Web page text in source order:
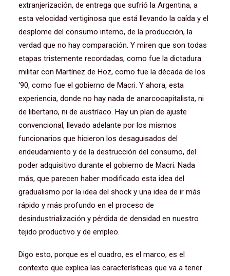
extranjerización, de entrega que sufrió la Argentina, a
esta velocidad vertiginosa que está llevando la caída y el
desplome del consumo interno, de la producción, la
verdad que no hay comparación. Y miren que son todas
etapas tristemente recordadas, como fue la dictadura
militar con Martínez de Hoz, como fue la década de los
‘90, como fue el gobierno de Macri. Y ahora, esta
experiencia, donde no hay nada de anarcocapitalista, ni
de libertario, ni de austríaco. Hay un plan de ajuste
convencional, llevado adelante por los mismos
funcionarios que hicieron los desaguisados del
endeudamiento y de la destrucción del consumo, del
poder adquisitivo durante el gobierno de Macri. Nada
más, que parecen haber modificado esta idea del
gradualismo por la idea del shock y una idea de ir más
rápido y más profundo en el proceso de
desindustrialización y pérdida de densidad en nuestro
tejido productivo y de empleo.
Digo esto, porque es el cuadro, es el marco, es el
contexto que explica las características que va a tener